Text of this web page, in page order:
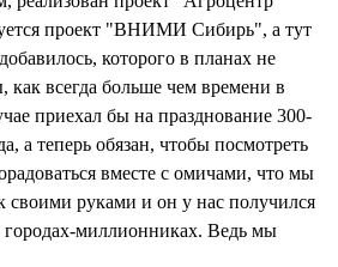
проект "ВНИМИ Сибирь", а тут
которого в планах не
всегда больше чем времени в
приехал бы на празднование 300-
а теперь обязан, чтобы посмотреть
вместе с омичами, что мы
своими руками и он у нас получился
городах-миллионниках. Ведь мы